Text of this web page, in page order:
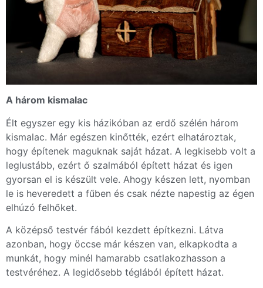
A három kismalac
Élt egyszer egy kis házikóban az erdő szélén három
kismalac. Már egészen kinőtték, ezért elhatároztak,
hogy építenek maguknak saját házat. A legkisebb volt a
leglustább, ezért ő szalmából épített házat és igen
gyorsan el is készült vele. Ahogy készen lett, nyomban
le is heveredett a fűben és csak nézte napestig az égen
elhúzó felhőket.
A középső testvér fából kezdett építkezni. Látva
azonban, hogy öccse már készen van, elkapkodta a
munkát, hogy minél hamarabb csatlakozhasson a
testvéréhez. A legidősebb téglából épített házat.